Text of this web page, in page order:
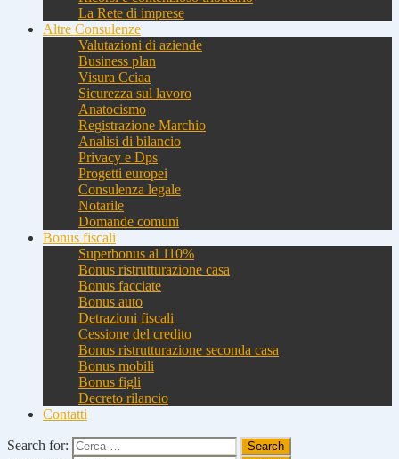
La Rete di imprese
Altre Consulenze
Valutazioni di aziende
Business plan
Visura Cciaa
Sicurezza sul lavoro
Anatocismo
Registrazione Marchio
Analisi di bilancio
Privacy e Dps
Progetti europei
Consulenza legale
Notarile
Domande comuni
Bonus fiscali
Superbonus al 110%
Bonus ristrutturazione casa
Bonus facciate
Bonus auto
Detrazioni fiscali
Cessione del credito
Bonus ristrutturazione seconda casa
Bonus mobili
Bonus figli
Decreto rilancio
Contatti
Search for: